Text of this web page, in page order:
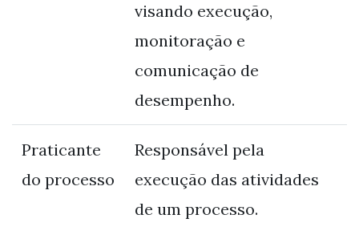
visando execução,
monitoração e
comunicação de
desempenho.
Praticante
do processo
Responsável pela
execução das atividades
de um processo.